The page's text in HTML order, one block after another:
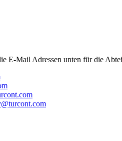
E-Mail Adressen unten für die